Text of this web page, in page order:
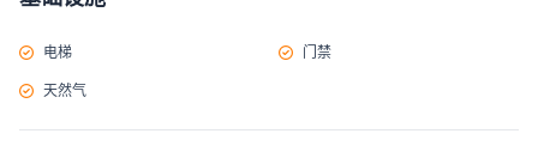
电梯 门禁
天然气